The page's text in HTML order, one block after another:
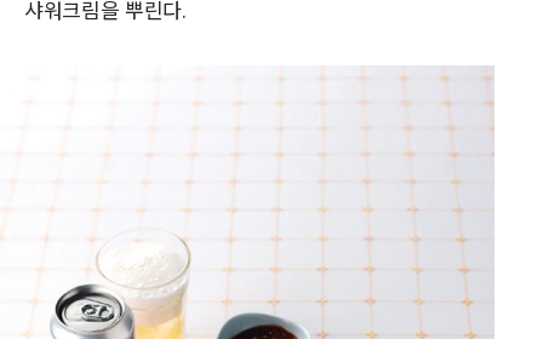
샤워크림을 뿌린다.